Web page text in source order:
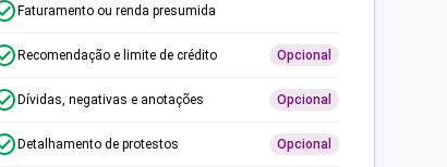
Faturamento ou renda presumida
Recomendação e limite de crédito Opcional
Dívidas, negativas e anotações Opcional
Detalhamento de protestos Opcional